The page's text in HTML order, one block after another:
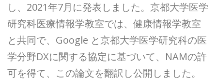
し、2021年7月に発表しました。京都大学医学
研究科医療情報学教室では、健康情報学教室
と共同で、Google と京都大学医学研究科の医
学分野DXに関する協定に基づいて、NAMの許
可を得て、この論文を翻訳し公開しました。